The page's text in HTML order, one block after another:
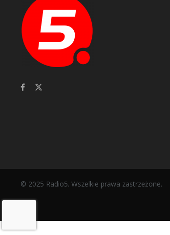
© 2025 Radio5. Wszelkie prawa zastrzeżone.